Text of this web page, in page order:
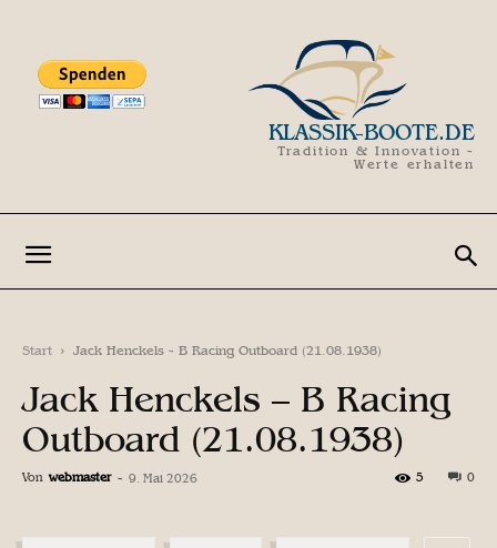
KLASSIK-BOOTE.DE
Tradition & Innovation -
Werte erhalten
Start Jack Henckels - B Racing Outboard (21.08.1938)
Jack Henckels – B Racing
Outboard (21.08.1938)
Von webmaster - 9. Mai 2026 0
5